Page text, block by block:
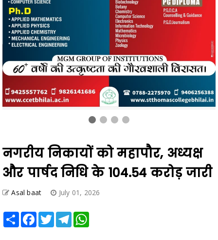
नगरीय निकायों को महापौर, अध्यक्ष
और पार्षद निधि के 104.54 करोड़ जारी
Asal baat July 01, 2026
*उप मुख्यमंत्री श्री अरुण साव ने निधि का